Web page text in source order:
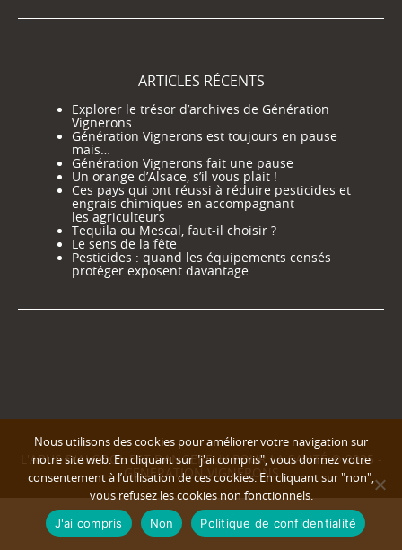
ARTICLES RÉCENTS
Explorer le trésor d’archives de Génération
Vignerons
Génération Vignerons est toujours en pause
mais…
Génération Vignerons fait une pause
Un orange d’Alsace, s’il vous plait !
Ces pays qui ont réussi à réduire pesticides et
engrais chimiques en accompagnant
les agriculteurs
Tequila ou Mescal, faut-il choisir ?
Le sens de la fête
Pesticides : quand les équipements censés
protéger exposent davantage
L'ABUS D'ALCOOL EST DANGEREUX POUR LA SANTÉ © 2025 -
GENERATION VIGNERONS
Nous utilisons des cookies pour améliorer votre navigation sur
notre site web. En cliquant sur "j'ai compris", vous donnez votre
consentement à l’utilisation de ces cookies. En cliquant sur "non",
vous refusez les cookies non fonctionnels.
J'ai compris Non Politique de confidentialité